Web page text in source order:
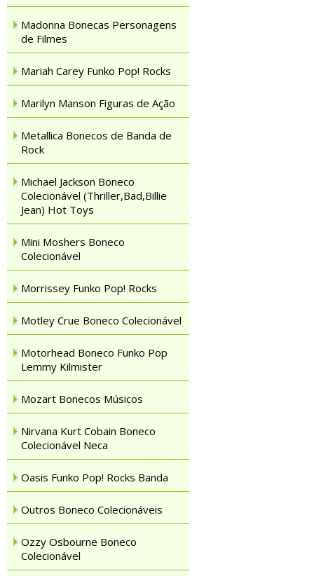
Madonna Bonecas Personagens
de Filmes
Mariah Carey Funko Pop! Rocks
Marilyn Manson Figuras de Ação
Metallica Bonecos de Banda de
Rock
Michael Jackson Boneco
Colecionável (Thriller,Bad,Billie
Jean) Hot Toys
Mini Moshers Boneco
Colecionável
Morrissey Funko Pop! Rocks
Motley Crue Boneco Colecionável
Motorhead Boneco Funko Pop
Lemmy Kilmister
Mozart Bonecos Músicos
Nirvana Kurt Cobain Boneco
Colecionável Neca
Oasis Funko Pop! Rocks Banda
Outros Boneco Colecionáveis
Ozzy Osbourne Boneco
Colecionável